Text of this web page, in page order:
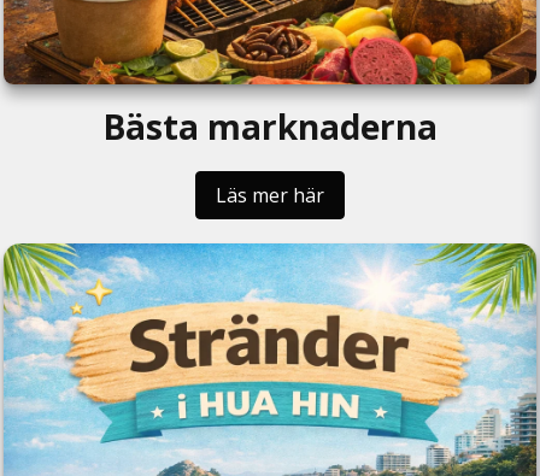
Bästa marknaderna
Läs mer här